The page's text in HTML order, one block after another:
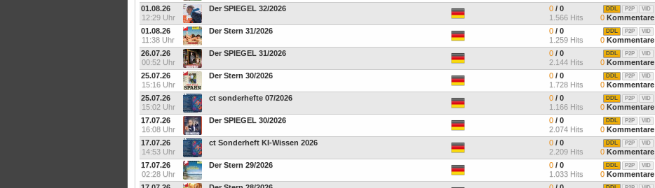
01.08.26
12:29 Uhr
Der SPIEGEL 32/2026 0 / 0
1.566 Hits
VID
P2P
DDL
0 Kommentare
01.08.26
11:38 Uhr
Der Stern 31/2026 0 / 0
1.259 Hits
VID
P2P
DDL
0 Kommentare
26.07.26
00:52 Uhr
Der SPIEGEL 31/2026 0 / 0
2.144 Hits
VID
P2P
DDL
0 Kommentare
25.07.26
15:16 Uhr
Der Stern 30/2026 0 / 0
1.728 Hits
VID
P2P
DDL
0 Kommentare
25.07.26
15:02 Uhr
ct sonderhefte 07/2026 0 / 0
1.166 Hits
VID
P2P
DDL
0 Kommentare
17.07.26
16:08 Uhr
Der SPIEGEL 30/2026 0 / 0
2.074 Hits
VID
P2P
DDL
0 Kommentare
17.07.26
14:53 Uhr
ct Sonderheft KI-Wissen 2026 0 / 0
2.209 Hits
VID
P2P
DDL
0 Kommentare
17.07.26
02:28 Uhr
Der Stern 29/2026 0 / 0
1.033 Hits
VID
P2P
DDL
0 Kommentare